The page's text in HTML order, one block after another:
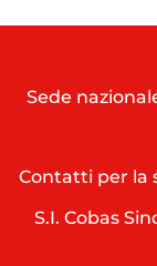
Sede
Contatti per la
S.I. Cobas